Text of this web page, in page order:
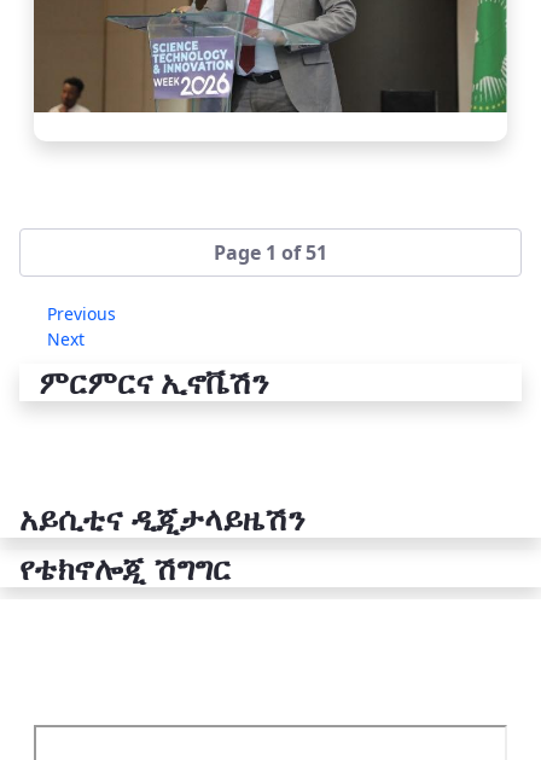
Page 1 of 51
Next
ምርምርና ኢኖቬሽን
የቴክኖሎጂ ሽግግር